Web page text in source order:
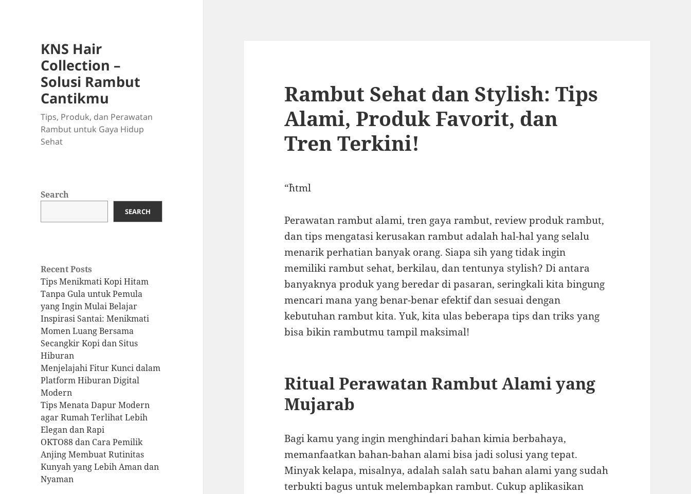
KNS Hair
Collection –
Solusi Rambut
Cantikmu
Tips, Produk, dan Perawatan
Rambut untuk Gaya Hidup
Sehat
Search
SEARCH
Recent Posts
Tips Menikmati Kopi Hitam
Tanpa Gula untuk Pemula
yang Ingin Mulai Belajar
Inspirasi Santai: Menikmati
Momen Luang Bersama
Secangkir Kopi dan Situs
Hiburan
Menjelajahi Fitur Kunci dalam
Platform Hiburan Digital
Modern
Tips Menata Dapur Modern
agar Rumah Terlihat Lebih
Elegan dan Rapi
OKTO88 dan Cara Pemilik
Anjing Membuat Rutinitas
Kunyah yang Lebih Aman dan
Nyaman
Rambut Sehat dan Stylish: Tips
Alami, Produk Favorit, dan
Tren Terkini!
“`html
Perawatan rambut alami, tren gaya rambut, review produk rambut,
dan tips mengatasi kerusakan rambut adalah hal-hal yang selalu
menarik perhatian banyak orang. Siapa sih yang tidak ingin
memiliki rambut sehat, berkilau, dan tentunya stylish? Di antara
banyaknya produk yang beredar di pasaran, seringkali kita bingung
mencari mana yang benar-benar efektif dan sesuai dengan
kebutuhan rambut kita. Yuk, kita ulas beberapa tips dan triks yang
bisa bikin rambutmu tampil maksimal!
Ritual Perawatan Rambut Alami yang
Mujarab
Bagi kamu yang ingin menghindari bahan kimia berbahaya,
memanfaatkan bahan-bahan alami bisa jadi solusi yang tepat.
Minyak kelapa, misalnya, adalah salah satu bahan alami yang sudah
terbukti bagus untuk melembapkan rambut. Cukup aplikasikan